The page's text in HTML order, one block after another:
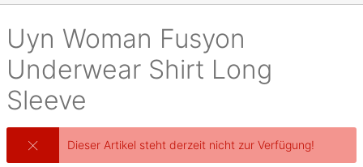
Uyn Woman Fusyon
Underwear Shirt Long
Sleeve
Dieser Artikel steht derzeit nicht zur Verfügung!